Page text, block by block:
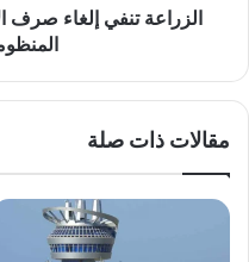
الزراعة تنفي إلغاء صرف
مقالات ذات صلة